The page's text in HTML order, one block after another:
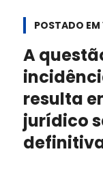
POSTADO EM
A
resulta
jurídico